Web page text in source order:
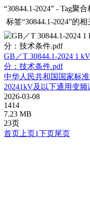
“30844.1-2024” - Tag聚
标签“30844.1-2024”的相
GB／T 30844.1-2024 1
分：技术条件.pdf
中华人民共和国国家标
20241kV及以下通用变频
2026-03-08
1414
7.23 MB
23页
首页 上页1下页尾页